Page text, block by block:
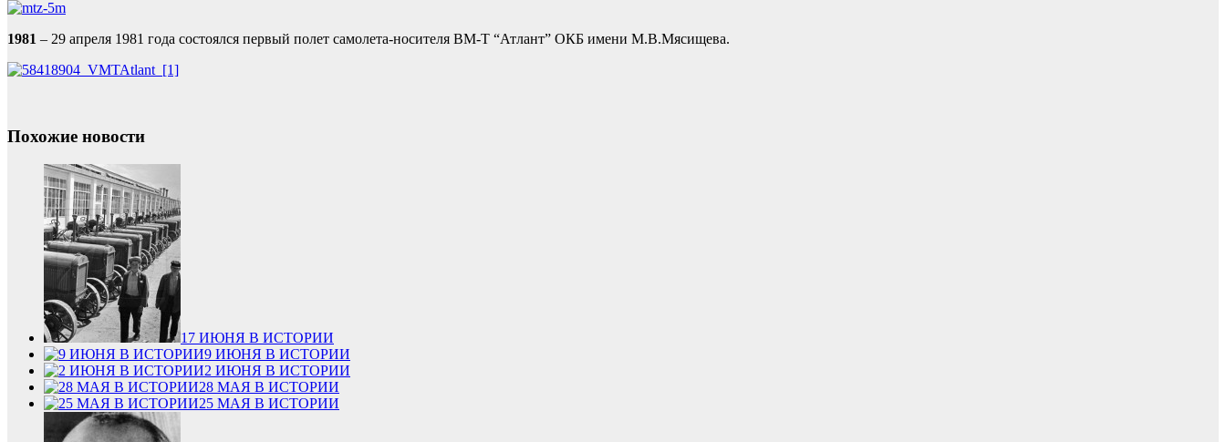
1981 – 29 апреля 1981 года состоялся первый полет самолета-носителя ВМ-Т “Атлант” ОКБ имени М.В.Мясищева.
Похожие новости
17 ИЮНЯ В ИСТОРИИ
9 ИЮНЯ В ИСТОРИИ
2 ИЮНЯ В ИСТОРИИ
28 МАЯ В ИСТОРИИ
25 МАЯ В ИСТОРИИ